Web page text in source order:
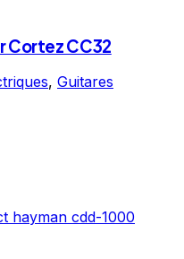
Cortez CC32
, Guitares